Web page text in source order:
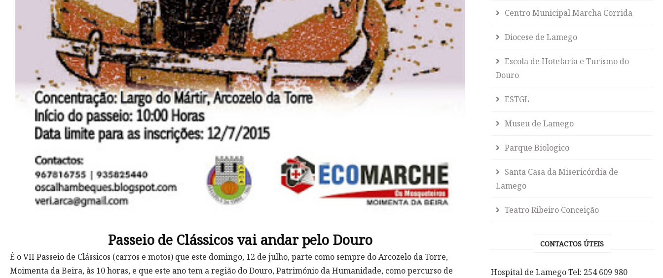
Passeio de Clássicos vai andar pelo Douro
É o VII Passeio de Clássicos (carros e motos) que este domingo, 12 de julho, parte como sempre do Arcozelo da Torre,
Moimenta da Beira, às 10 horas, e que este ano tem a região do Douro, Património da Humanidade, como percurso de
Centro Municipal Marcha Corrida
Diocese de Lamego
Escola de Hotelaria e Turismo do
Douro
ESTGL
Museu de Lamego
Parque Biologico
Santa Casa da Misericórdia de
Lamego
Teatro Ribeiro Conceição
CONTACTOS ÚTEIS
Hospital de Lamego Tel: 254 609 980